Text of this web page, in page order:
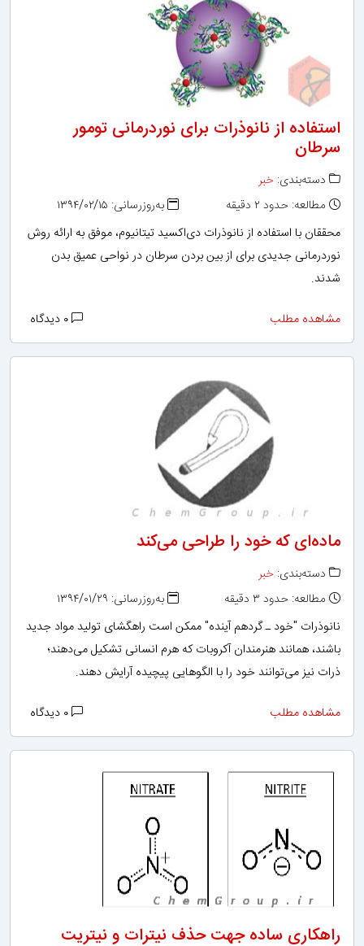
استفاده از نانوذرات برای نوردرمانی تومور
سرطان
دسته‌بندی: خبر
مطالعه: حدود ۲ دقیقه
به‌روزرسانی: ۱۳۹۴/۰۲/۱۵
محققان با استفاده از نانوذرات دی‌اکسید تیتانیوم، موفق به ارائه روش
نوردرمانی جدیدی برای از بین بردن سرطان در نواحی عمیق بدن
شدند.
مشاهده مطلب
ماده‌ای که خود را طراحی می‌کند
دسته‌بندی: خبر
مطالعه: حدود ۳ دقیقه
به‌روزرسانی: ۱۳۹۴/۰۱/۲۹
نانوذرات "خود ـ گردهم آینده" ممکن است راهگشای تولید مواد جدید
باشند، همانند هنرمندان آکروبات که هرم انسانی تشکیل می‌دهند؛
ذرات نیز می‌توانند خود را با الگو‌هایی پیچیده آرایش دهند.
مشاهده مطلب
راهکاری ساده جهت حذف نیترات و نیتریت